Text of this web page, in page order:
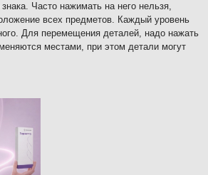
Часто нажимать на него нельзя,
всех предметов. Каждый уровень
Для перемещения деталей, надо нажать
местами, при этом детали могут